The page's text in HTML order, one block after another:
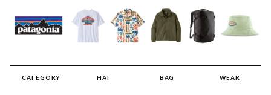
CATEGORY HAT BAG WEAR